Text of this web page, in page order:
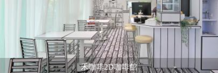
禾咖啡2D咖啡館